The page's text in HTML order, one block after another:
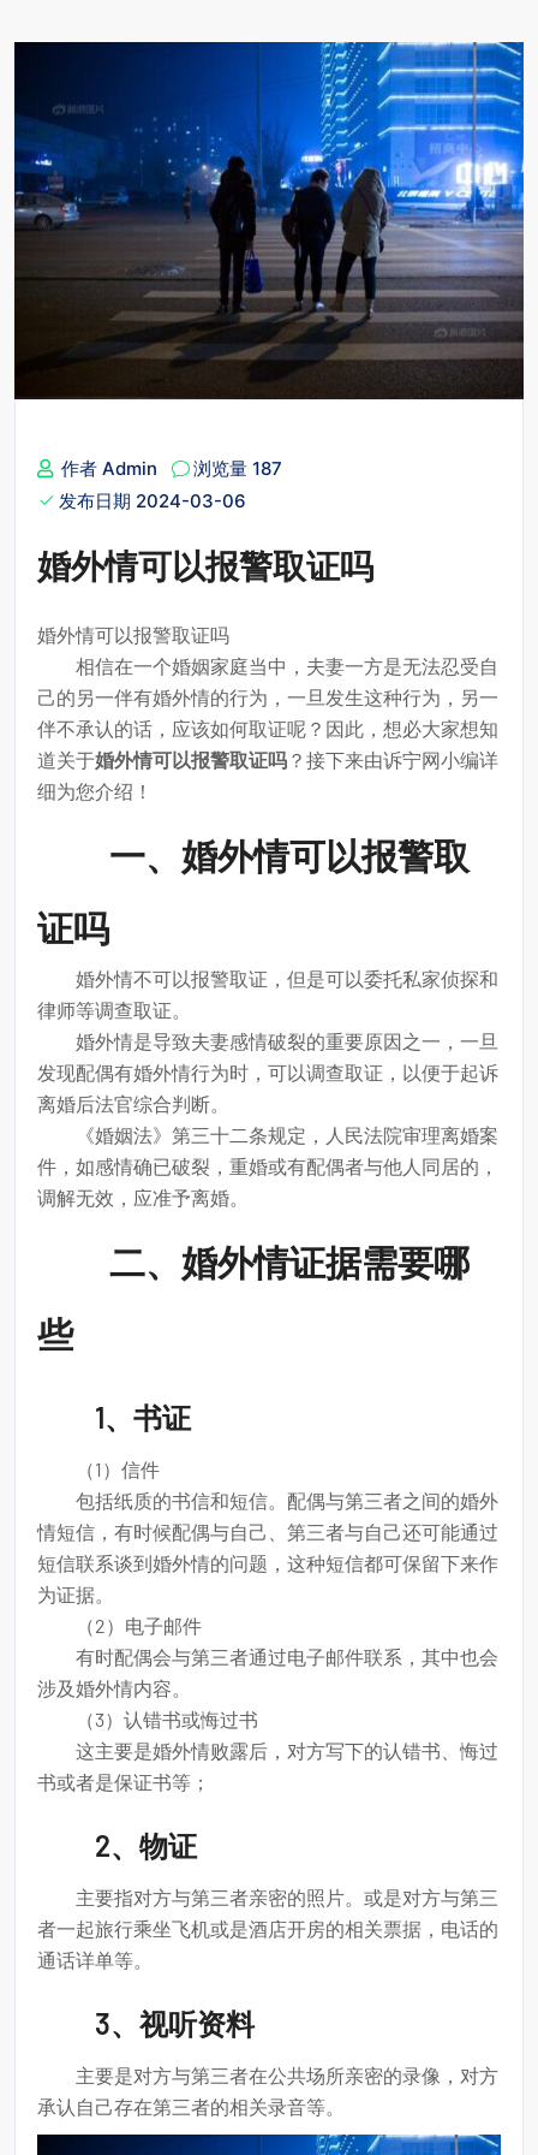
作者 Admin
浏览量 187
发布日期 2024-03-06
婚外情可以报警取证吗
婚外情可以报警取证吗
相信在一个婚姻家庭当中，夫妻一方是无法忍受自
己的另一伴有婚外情的行为，一旦发生这种行为，另一
伴不承认的话，应该如何取证呢？因此，想必大家想知
道关于婚外情可以报警取证吗 ？接下来由诉宁网小编详
细为您介绍！
一、婚外情可以报警取
证吗
婚外情不可以报警取证，但是可以委托私家侦探和
律师等调查取证。
婚外情是导致夫妻感情破裂的重要原因之一，一旦
发现配偶有婚外情行为时，可以调查取证，以便于起诉
离婚后法官综合判断。
《婚姻法》第三十二条规定，人民法院审理离婚案
件，如感情确已破裂，重婚或有配偶者与他人同居的，
调解无效，应准予离婚。
二、婚外情证据需要哪
些
1、书证
（1）信件
包括纸质的书信和短信。配偶与第三者之间的婚外
情短信，有时候配偶与自己、第三者与自己还可能通过
短信联系谈到婚外情的问题，这种短信都可保留下来作
为证据。
（2）电子邮件
有时配偶会与第三者通过电子邮件联系，其中也会
涉及婚外情内容。
（3）认错书或悔过书
这主要是婚外情败露后，对方写下的认错书、悔过
书或者是保证书等；
2、物证
主要指对方与第三者亲密的照片。或是对方与第三
者一起旅行乘坐飞机或是酒店开房的相关票据，电话的
通话详单等。
3、视听资料
主要是对方与第三者在公共场所亲密的录像，对方
承认自己存在第三者的相关录音等。